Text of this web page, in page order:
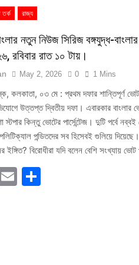
তর্ক রাজ্য
নতুন নিউজ সিরিজ বঙ্গযুদ্ধ-
রবিবার রাত ১০ টায়।
May 2, 2026 0 1 Mins
কলকাতা, ০৩ মে : প্রথম দফার শান্তিপূর্ণ
উত্তপ্ত দ্বিতীয় দফা। এবারকার বাংলার
কিন্তু ভোটের পার্সেন্টেজ। দুটি পর্বে
পন্ডিতদের সব হিসেবই গুলিয়ে
বিরোধীরা যদি বলেন বেশি সংখ্যায় ভোট
EmailShare